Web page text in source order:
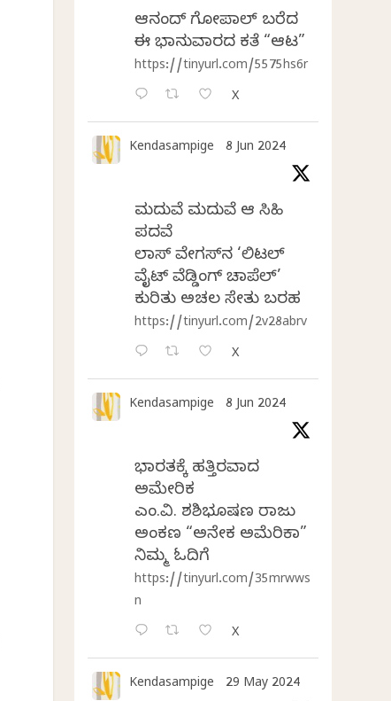
ಆನಂದ್‌ ಗೋಪಾಲ್‌ ಬರೆದ
ಈ ಭಾನುವಾರದ ಕತೆ “ಆಟ”
https://tinyurl.com/5575hs6r
X
Kendasampige 8 Jun 2024
ಮದುವೆ ಮದುವೆ ಆ ಸಿಹಿ
ಪದವೆ
ಲಾಸ್‌ ವೇಗಸ್‌ನ ‘ಲಿಟಲ್
ವೈಟ್ ವೆಡ್ಡಿಂಗ್ ಚಾಪೆಲ್’
ಕುರಿತು ಅಚಲ ಸೇತು ಬರಹ
https://tinyurl.com/2v28abrv
X
Kendasampige 8 Jun 2024
ಭಾರತಕ್ಕೆ ಹತ್ತಿರವಾದ
ಅಮೇರಿಕ
ಎಂ.ವಿ. ಶಶಿಭೂಷಣ ರಾಜು
ಅಂಕಣ “ಅನೇಕ ಅಮೆರಿಕಾ”
ನಿಮ್ಮ ಓದಿಗೆ
https://tinyurl.com/35mrwws
n
X
Kendasampige 29 May 2024